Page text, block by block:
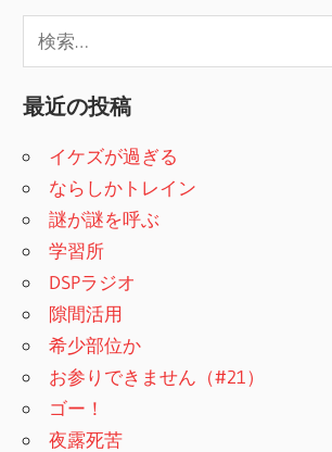
検
索
:
最近の投稿
イケズが過ぎる
ならしかトレイン
謎が謎を呼ぶ
学習所
DSPラジオ
隙間活用
希少部位か
お参りできません（#21）
ゴー！
夜露死苦